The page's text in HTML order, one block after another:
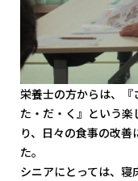
栄養士の方からは、『
た・だ・く』という
り、日々の食事の改
た。
シニアにとっては、